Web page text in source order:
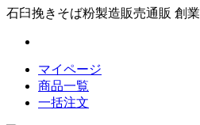
石臼挽きそば粉製造販売通販 創
マイページ
商品一覧
一括注文